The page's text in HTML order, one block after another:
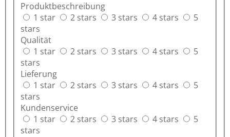
Produktbeschreibung
1 star
2 stars 3 stars 4 stars
5
stars
Qualität
1 star
2 stars 3 stars 4 stars
5
stars
Lieferung
1 star
2 stars 3 stars 4 stars
5
stars
Kundenservice
1 star
2 stars 3 stars 4 stars
5
stars